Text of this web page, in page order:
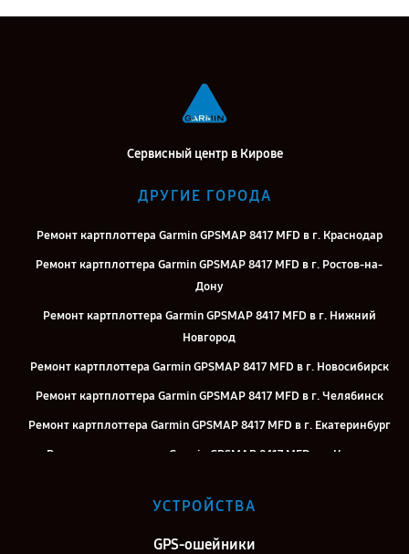
Сервисный центр в Кирове
ДРУГИЕ ГОРОДА
Ремонт картплоттера Garmin GPSMAP 8417 MFD в г. Краснодар
Ремонт картплоттера Garmin GPSMAP 8417 MFD в г. Ростов-на-
Дону
Ремонт картплоттера Garmin GPSMAP 8417 MFD в г. Нижний
Новгород
Ремонт картплоттера Garmin GPSMAP 8417 MFD в г. Новосибирск
Ремонт картплоттера Garmin GPSMAP 8417 MFD в г. Челябинск
Ремонт картплоттера Garmin GPSMAP 8417 MFD в г. Екатеринбург
Ремонт картплоттера Garmin GPSMAP 8417 MFD в г. Казань
Ремонт картплоттера Garmin GPSMAP 8417 MFD в г. Саратов
Ремонт картплоттера Garmin GPSMAP 8417 MFD в г. Самара
УСТРОЙСТВА
GPS-ошейники